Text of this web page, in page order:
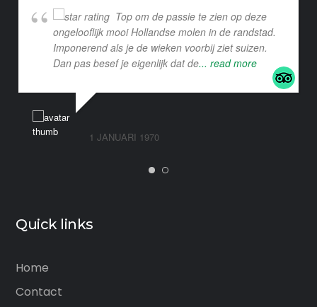
Top om de passie te zien op deze
ongelooflijk mooi Hollandse molen in de randstad.
Imponerend als je de wieken voorbij ziet suizen.
Dan pas besef je eigenlijk dat de... read more
1 JANUARI 1970
Quick links
Home
Contact